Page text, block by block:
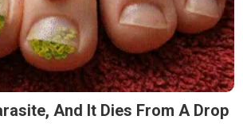
And It Dies From A Drop